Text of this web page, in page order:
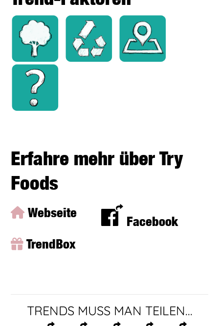
Erfahre mehr über Try
Foods
Webseite
Facebook
TrendBox
TRENDS MUSS MAN TEILEN...